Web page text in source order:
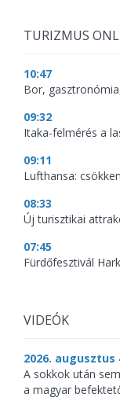
TURIZMUS
10:47
Bor,
09:32
Itaka-felmérés a
09:11
Lufthansa:
08:33
Új turisztikai
07:45
Fürdőfesztivál
VIDEÓK
2026. augusztus
A sokkok után
a magyar